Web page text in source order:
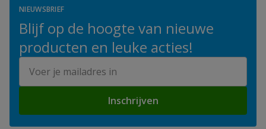
NIEUWSBRIEF
Blijf op de hoogte van nieuwe
producten en leuke acties!
Inschrijven